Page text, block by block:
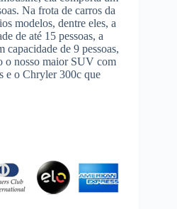
Na frota de carros da
modelos, dentre eles, a
de até 15 pessoas, a
de 9 pessoas,
o nosso maior SUV com
e o Chryler 300c que